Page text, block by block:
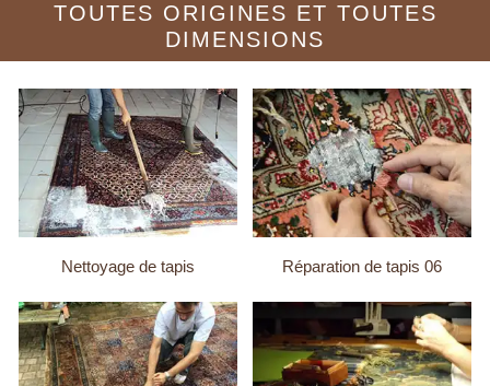
TOUTES ORIGINES ET TOUTES
DIMENSIONS
Nettoyage de tapis Réparation de tapis 06